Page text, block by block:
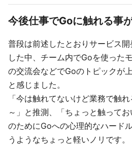
今後仕事でGoに触れる事
普段は前述したとおりサービス
した中、チーム内でGoを使った
の交流会などでGoのトピックが
と感じました。
「今は触れてないけど業務で触
～」と推測、「ちょっと触って
のためにGoへの心理的なハード
うようなちょっと軽いノリです。